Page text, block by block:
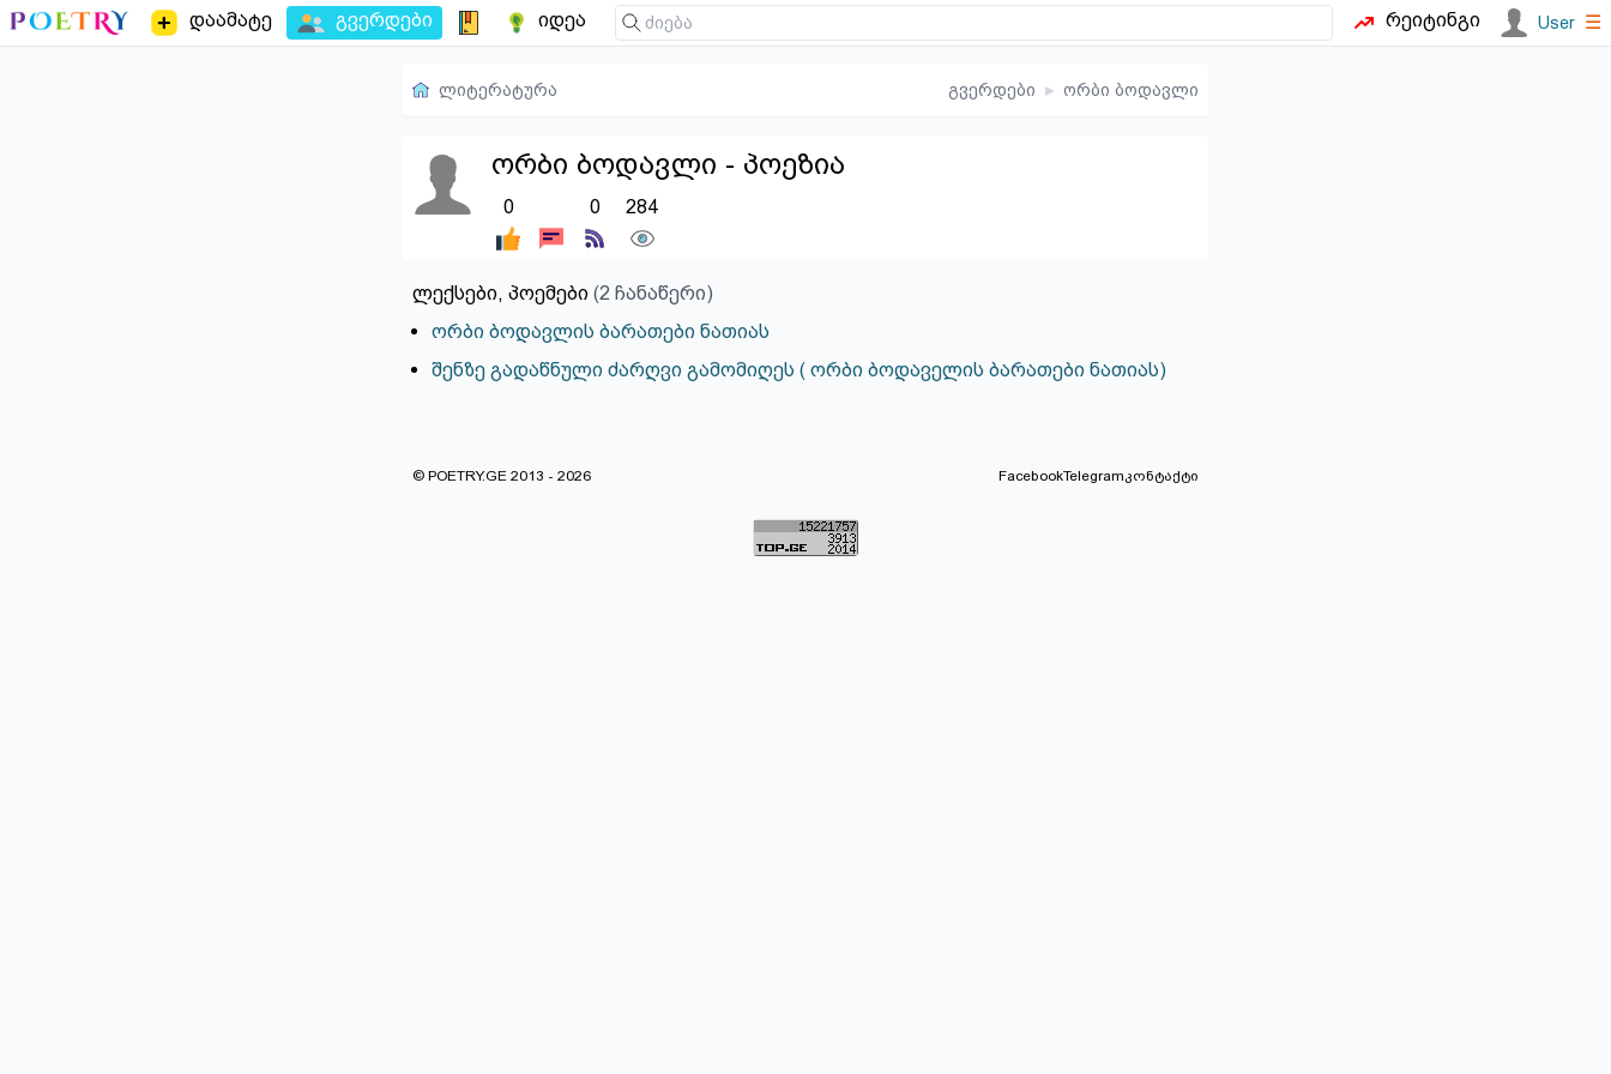
დაამატე გვერდები იდეა რეიტინგი User ☰
ლიტერატურა გვერდები ▸ ორბი ბოდავლი
ორბი ბოდავლი - პოეზია
0 0 284
ლექსები, პოემები (2 ჩანაწერი)
ორბი ბოდავლის ბარათები ნათიას
შენზე გადაწნული ძარღვი გამომიღეს ( ორბი ბოდაველის ბარათები ნათიას)
© POETRY.GE 2013 - 2026 FacebookTelegramკონტაქტი